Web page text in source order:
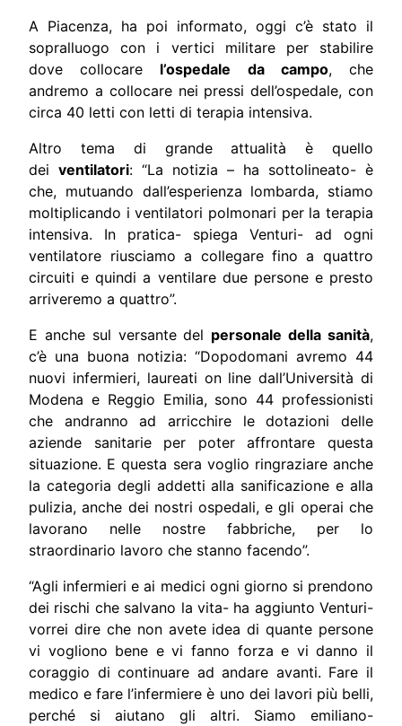
A Piacenza, ha poi informato, oggi c’è stato il
sopralluogo con i vertici militare per stabilire
dove collocare l’ospedale da campo, che
andremo a collocare nei pressi dell’ospedale, con
circa 40 letti con letti di terapia intensiva.
Altro tema di grande attualità è quello
deiventilatori: “La notizia – ha sottolineato- è
che, mutuando dall’esperienza lombarda, stiamo
moltiplicando i ventilatori polmonari per la terapia
intensiva. In pratica- spiega Venturi- ad ogni
ventilatore riusciamo a collegare fino a quattro
circuiti e quindi a ventilare due persone e presto
arriveremo a quattro”.
E anche sul versante del personale della sanità,
c’è una buona notizia: “Dopodomani avremo 44
nuovi infermieri, laureati on line dall’Università di
Modena e Reggio Emilia, sono 44 professionisti
che andranno ad arricchire le dotazioni delle
aziende sanitarie per poter affrontare questa
situazione. E questa sera voglio ringraziare anche
la categoria degli addetti alla sanificazione e alla
pulizia, anche dei nostri ospedali, e gli operai che
lavorano nelle nostre fabbriche, per lo
straordinario lavoro che stanno facendo”.
“Agli infermieri e ai medici ogni giorno si prendono
dei rischi che salvano la vita- ha aggiunto Venturi-
vorrei dire che non avete idea di quante persone
vi vogliono bene e vi fanno forza e vi danno il
coraggio di continuare ad andare avanti. Fare il
medico e fare l’infermiere è uno dei lavori più belli,
perché si aiutano gli altri. Siamo emiliano-